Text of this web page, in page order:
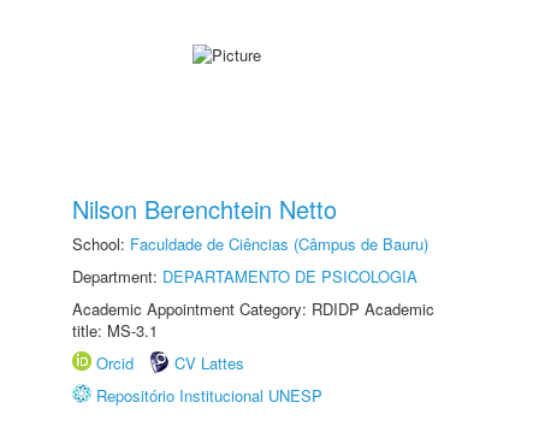
Nilson Berenchtein Netto
School: Faculdade de Ciências (Câmpus de Bauru)
Department: DEPARTAMENTO DE PSICOLOGIA
Academic Appointment Category: RDIDP Academic
title: MS-3.1
Orcid
CV Lattes
Repositório Institucional UNESP